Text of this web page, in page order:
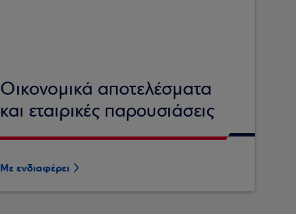
Οικονομικά αποτελέσματα
και εταιρικές παρουσιάσεις
Με ενδιαφέρει